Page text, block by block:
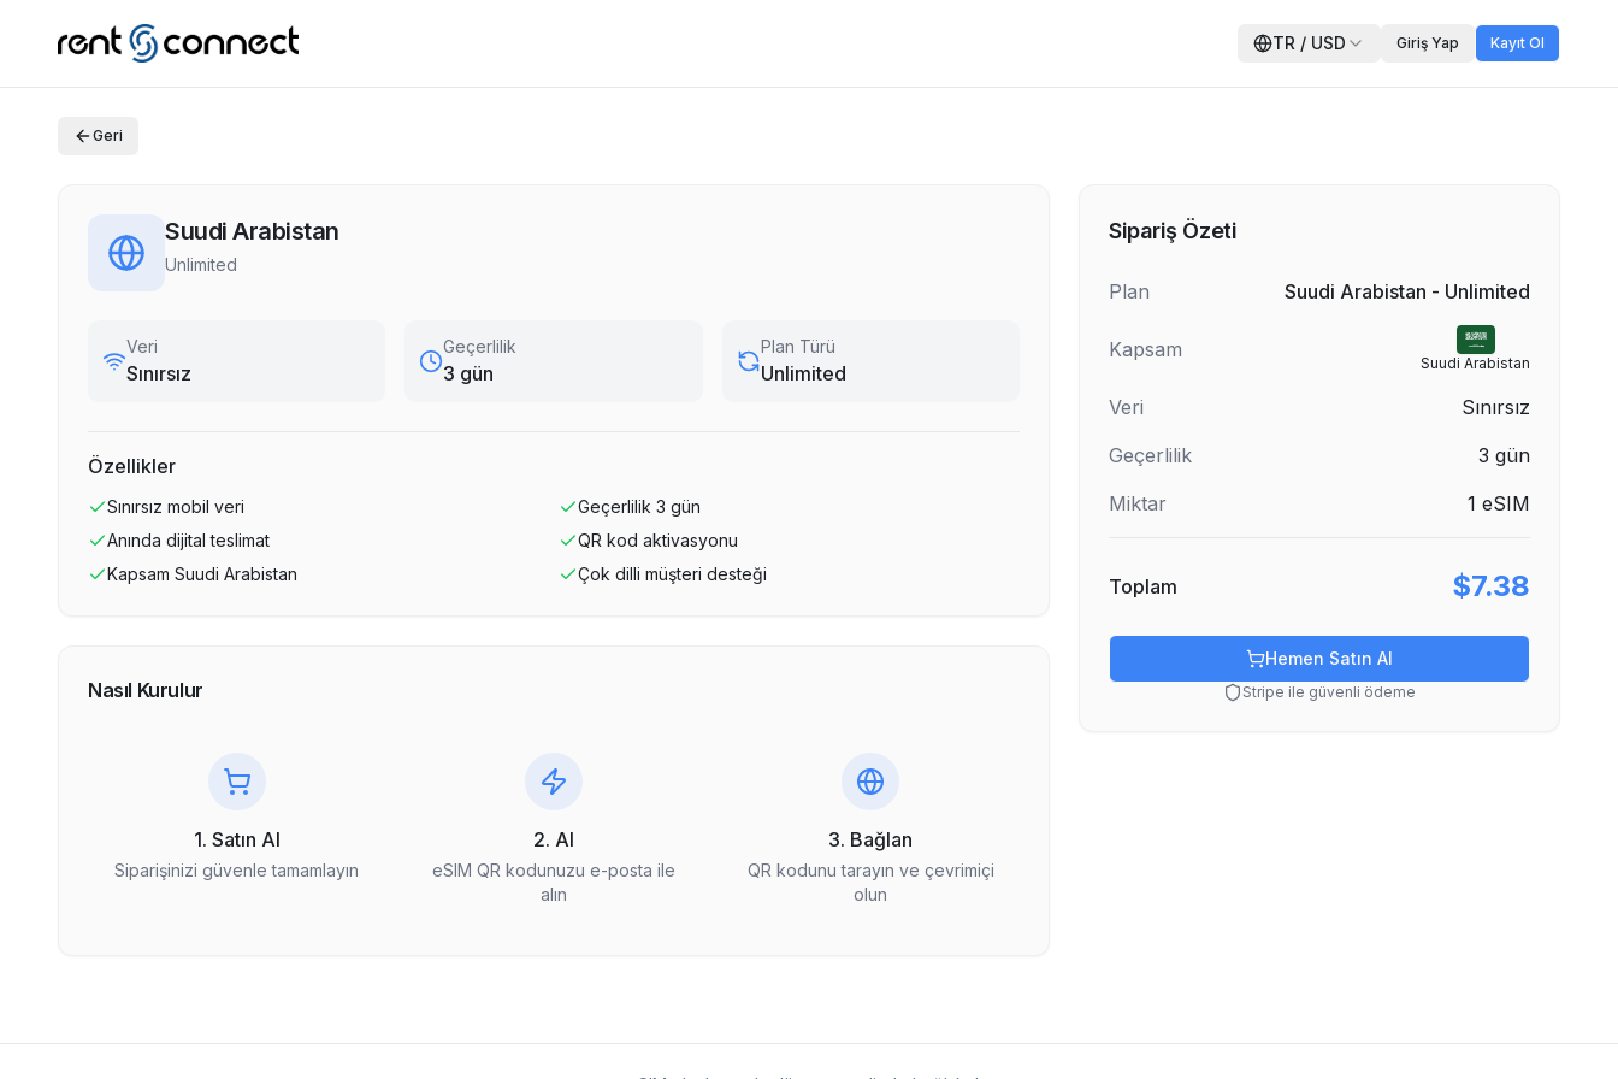
TR / USD Giriş Yap Kayıt Ol
Geri
Suudi Arabistan
Unlimited
Veri
Sınırsız
Geçerlilik
3 gün
Plan Türü
Unlimited
Özellikler
Sınırsız mobil veri Geçerlilik 3 gün
Anında dijital teslimat
QR kod aktivasyonu
Kapsam Suudi Arabistan Çok dilli müşteri desteği
Nasıl Kurulur
1. Satın Al
Siparişinizi güvenle tamamlayın
2. Al
eSIM QR kodunuzu e-posta ile
alın
3. Bağlan
QR kodunu tarayın ve çevrimiçi
olun
Sipariş Özeti
Plan Suudi Arabistan - Unlimited
Kapsam
Suudi Arabistan
Veri
Sınırsız
Geçerlilik
3 gün
Miktar
1 eSIM
Toplam $7.38
Hemen Satın Al
Stripe ile güvenli ödeme